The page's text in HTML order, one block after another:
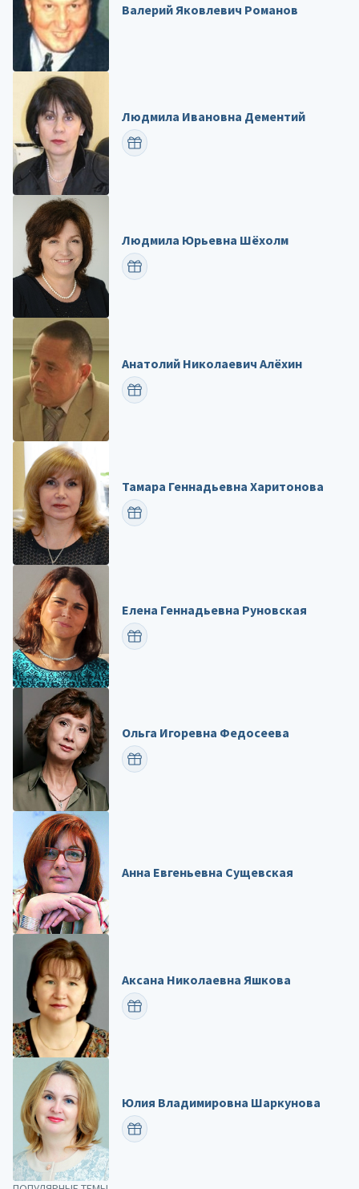
Валерий Яковлевич Романов
Людмила Ивановна Дементий
ПОЗДРАВИТЬ
Людмила Юрьевна Шёхолм
ПОЗДРАВИТЬ
Анатолий Николаевич Алёхин
ПОЗДРАВИТЬ
Тамара Геннадьевна Харитонова
ПОЗДРАВИТЬ
Елена Геннадьевна Руновская
ПОЗДРАВИТЬ
Ольга Игоревна Федосеева
ПОЗДРАВИТЬ
Анна Евгеньевна Сущевская
Аксана Николаевна Яшкова
ПОЗДРАВИТЬ
Юлия Владимировна Шаркунова
ПОЗДРАВИТЬ